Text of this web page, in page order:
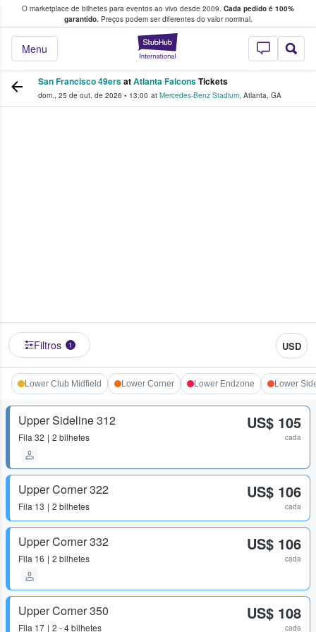
O marketplace de bilhetes para eventos ao vivo desde 2009. Cada pedido é 100%
garantido.Preços podem ser diferentes do valor nominal.
StubHub – onde
Menu
fãs compram e vendem bilhetes
San Francisco 49ersatAtlanta FalconsTickets
dom., 25 de out. de 2026 • 13:00 at Mercedes-Benz Stadium, Atlanta, GA
Filtros 1 USD
Lower Club Midfield Lower Corner Lower Endzone Lower
Upper Sideline 312
Fila 32 2 bilhetes
US$ 105
cada
Upper Corner 322
Fila 13 2 bilhetes
US$ 106
cada
Upper Corner 332
Fila 16 2 bilhetes
US$ 106
cada
Upper Corner 350
Fila 17 2 - 4 bilhetes
US$ 108
cada